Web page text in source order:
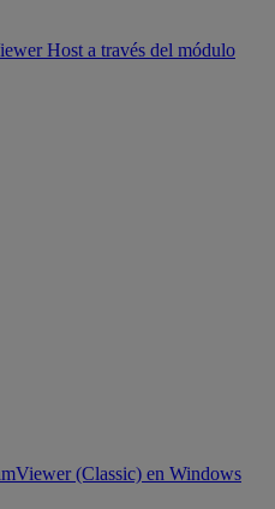
Host a través del módulo
(Classic) en Windows